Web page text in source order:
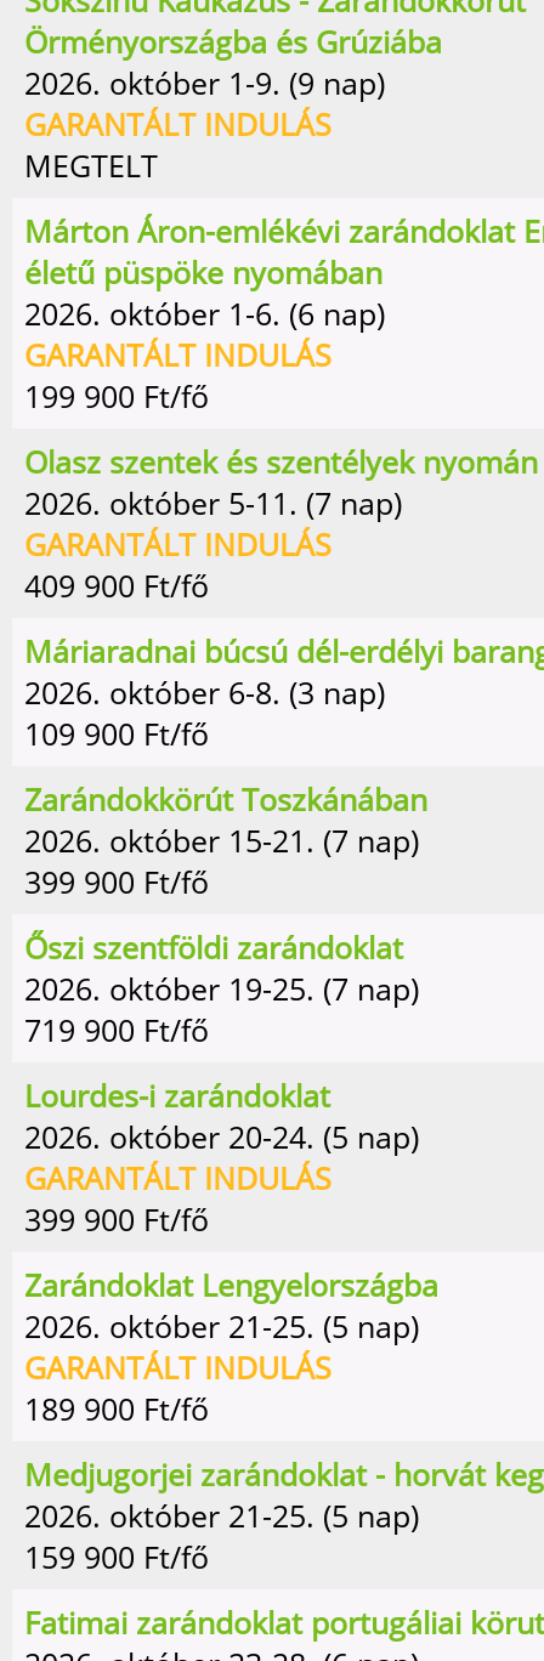
Örményországba és Grúziába
2026. október 1-9. (9 nap)
GARANTÁLT INDULÁS
MEGTELT
Márton Áron-emlékévi zarándoklat
életű püspöke nyomában
2026. október 1-6. (6 nap)
GARANTÁLT INDULÁS
199 900 Ft/fő
Olasz szentek és szentélyek nyomán
2026. október 5-11. (7 nap)
GARANTÁLT INDULÁS
409 900 Ft/fő
Máriaradnai búcsú dél-erdélyi
2026. október 6-8. (3 nap)
109 900 Ft/fő
Zarándokkörút Toszkánában
2026. október 15-21. (7 nap)
399 900 Ft/fő
Őszi szentföldi zarándoklat
2026. október 19-25. (7 nap)
719 900 Ft/fő
Lourdes-i zarándoklat
2026. október 20-24. (5 nap)
GARANTÁLT INDULÁS
399 900 Ft/fő
Zarándoklat Lengyelországba
2026. október 21-25. (5 nap)
GARANTÁLT INDULÁS
189 900 Ft/fő
Medjugorjei zarándoklat - horvát
2026. október 21-25. (5 nap)
159 900 Ft/fő
Fatimai zarándoklat portugáliai